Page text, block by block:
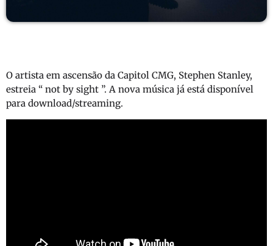
O artista em ascensão da Capitol CMG, Stephen Stanley,
estreia “ not by sight ”. A nova música já está disponível
para download/streaming.